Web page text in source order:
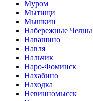
Муром
Мытищи
Мышкин
Набережные Челны
Навашино
Навля
Нальчик
Наро-Фоминск
Нахабино
Находка
Невинномысск